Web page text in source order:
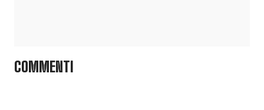
COMMENTI